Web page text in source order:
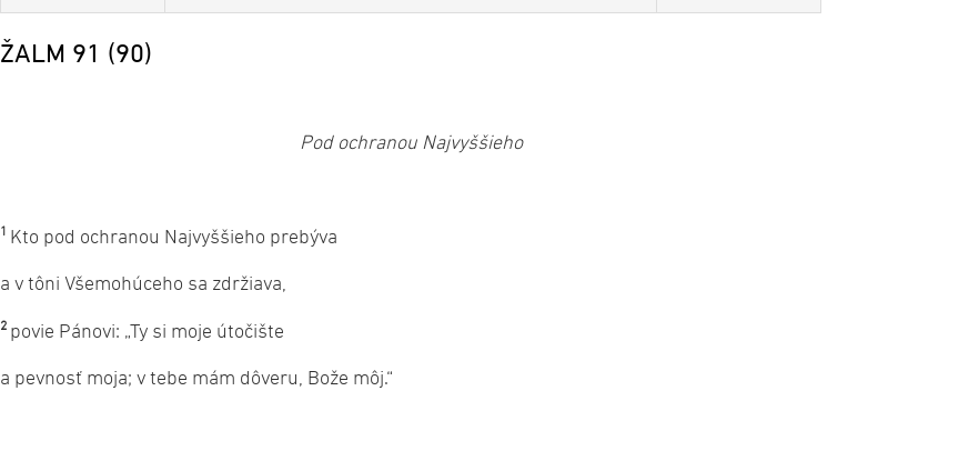
ŽALM 91 (90)
Pod ochranou Najvyššieho
1 Kto pod ochranou Najvyššieho prebýva
a v tôni Všemohúceho sa zdržiava,
2 povie Pánovi: „Ty si moje útočište
a pevnosť moja; v tebe mám dôveru, Bože môj.“